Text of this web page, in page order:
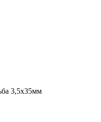
3,5х35мм